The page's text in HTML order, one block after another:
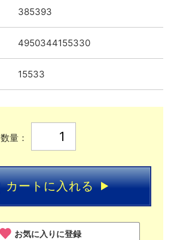
385393
4950344155330
15533
数量：
カートに入れる
お気に入りに登録